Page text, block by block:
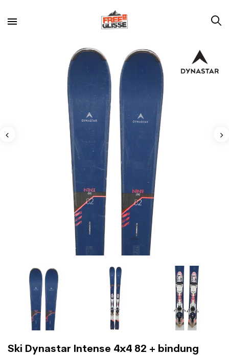
Ski Dynastar Intense 4x4 82 + bindung